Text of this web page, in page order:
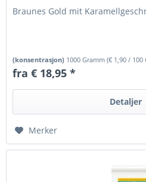
Braunes Gold mit
(konsentrasjon) 1000 Gramm(€ 1,90 / 100
fra € 18,95 *
Detaljer
Merker